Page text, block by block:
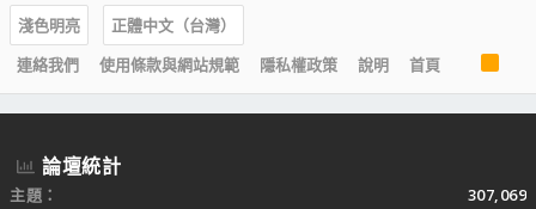
淺色明亮
正體中文（台灣）
連絡我們
使用條款與網站規範 隱私權政策 說明 首頁
S
論壇統計
主題
307,069